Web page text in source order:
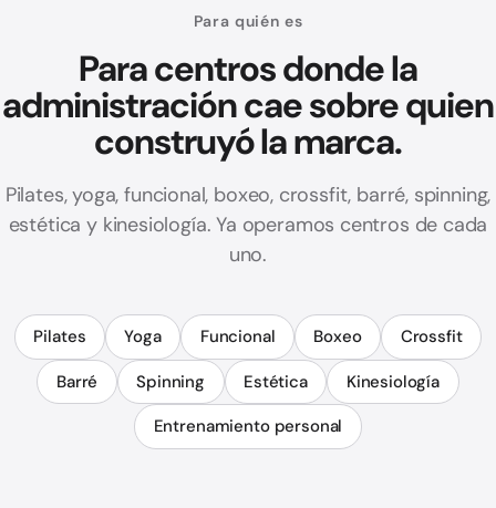
Para quién es
Para centros donde la
administración cae sobre quien
construyó la marca.
Pilates, yoga, funcional, boxeo, crossfit, barré, spinning,
estética y kinesiología. Ya operamos centros de cada
uno.
Pilates Yoga Funcional Boxeo Crossfit
Barré Spinning Estética Kinesiología
Entrenamiento personal